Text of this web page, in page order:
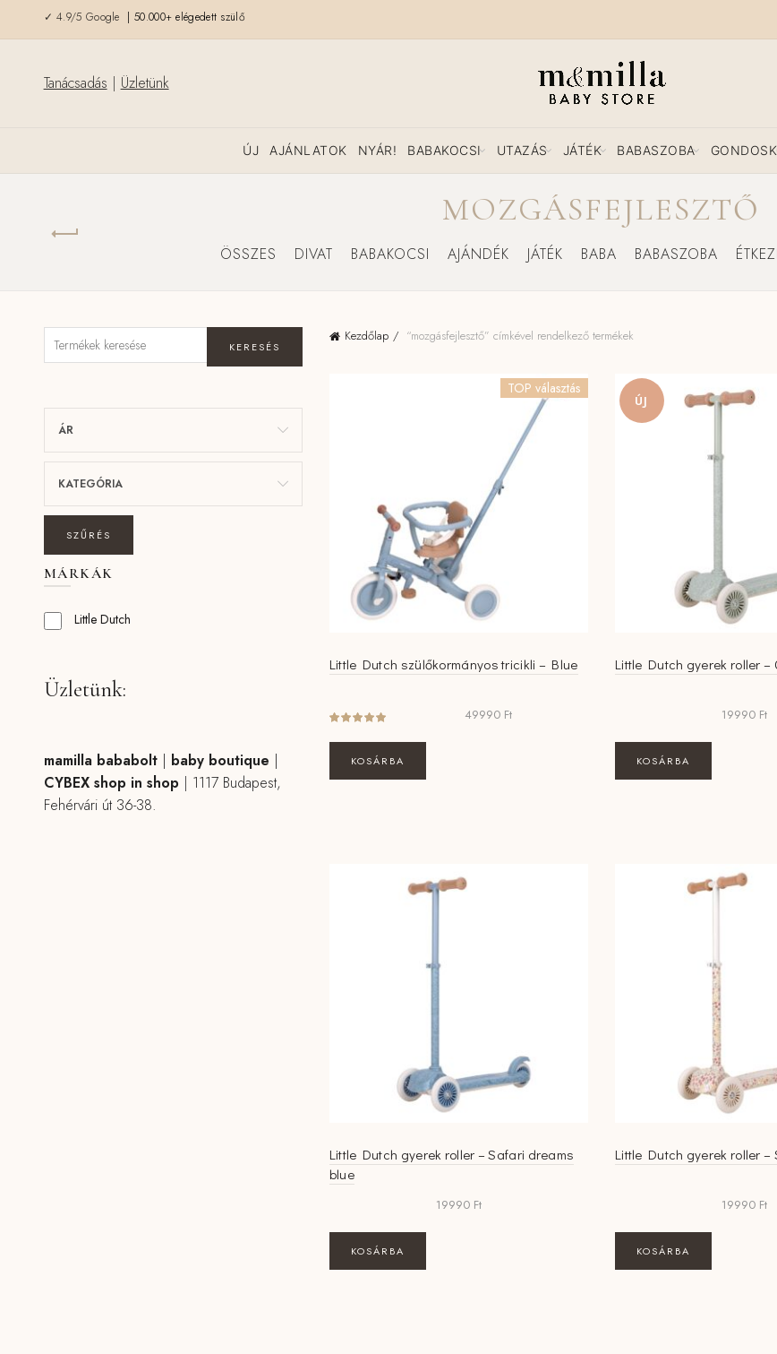
✓ 4.9/5 Google | 50.000+ elégedett szülő
Tanácsadás | Üzletünk
ÚJ AJÁNLATOK NYÁR! BABAKOCSI UTAZÁS JÁTÉK BABASZOBA
MOZGÁSFEJLESZTŐ
ÖSSZES DIVAT BABAKOCSI AJÁNDÉK JÁTÉK BABA BABASZOBA
Kezdőlap “mozgásfejlesztő” címkével rendelkező termékek
TOP választás
Little Dutch szülőkormányos tricikli – Blue
49990 Ft
KOSÁRBA
ÚJ
Little Dutch gyerek roller –
19990 Ft
KOSÁRBA
Little Dutch gyerek roller – Safari dreams
blue
19990 Ft
KOSÁRBA
Little Dutch gyerek roller –
19990 Ft
KOSÁRBA
KERESÉS
ÁR
KATEGÓRIA
SZŰRÉS
MÁRKÁK
Little Dutch
Üzletünk:
mamilla bababolt| baby boutique |
CYBEX shop in shop | 1117 Budapest,
Fehérvári út 36-38.